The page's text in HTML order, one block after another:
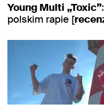
Young Multi „Toxic”
polskim rapie [